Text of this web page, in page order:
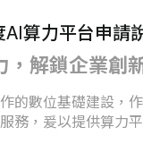
算力平台申請
解鎖企業創
的數位基礎建設，
務，爰以提供算力